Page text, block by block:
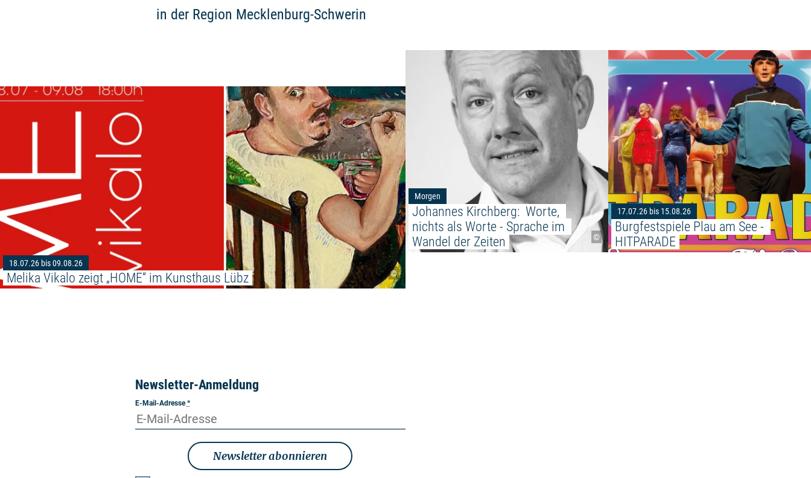
in der Region Mecklenburg-Schwerin
©
18.07.26 bis 09.08.26
Melika Vikalo zeigt „HOME“ im Kunsthaus Lübz
Weiterlesen: "Melika Vikalo zeigt „HOME“ im Kunsthaus Lübz"
©
Morgen
Johannes Kirchberg:  Worte,
nichts als Worte - Sprache im
Wandel der Zeiten
Weiterlesen: "Johannes Kirchberg: Worte,
17.07.26 bis 15.08.26
Burgfestspiele Plau am See -
HITPARADE
Newsletter-Anmeldung
E-Mail-Adresse*
Newsletter abonnieren